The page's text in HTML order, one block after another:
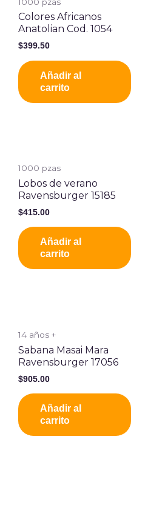
Colores Africanos
Anatolian Cod. 1054
$399.50
Añadir al
carrito
1000 pzas
Lobos de verano
Ravensburger 15185
$415.00
Añadir al
carrito
14 años +
Sabana Masai Mara
Ravensburger 17056
$905.00
Añadir al
carrito